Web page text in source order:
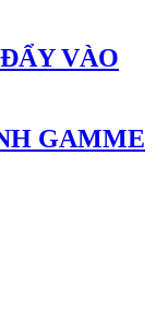
VÀO
GAMME